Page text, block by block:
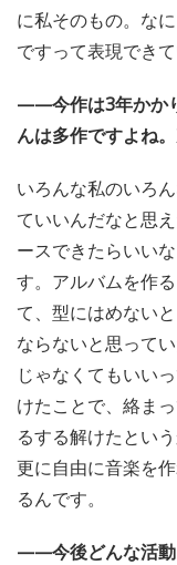
に私そのもの。な
ですって表現できて
——今作は3年かか
んは多作ですよね
いろんな私のいろ
ていいんだなと思
ースできたらいい
す。アルバムを作
て、型にはめない
ならないと思って
じゃなくてもいい
けたことで、絡ま
るする解けたとい
更に自由に音楽を
るんです。
——今後どんな活動